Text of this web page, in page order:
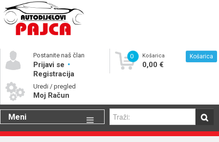
Postanite naš član
Prijavi se
Registracija
Uredi / pregled
Moj Račun
0 Košarica
0,00 €
Košarica
Meni
Gume